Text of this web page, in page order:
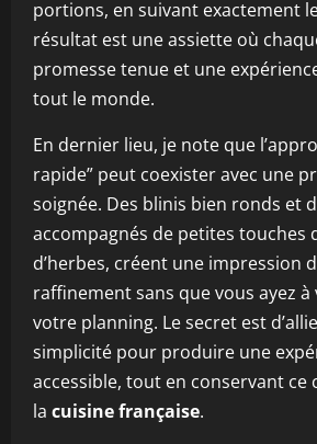
portions, en suivant exactement
résultat est une assiette où
promesse tenue et une
tout le monde.
En dernier lieu, je note que
rapide” peut coexister avec une
soignée. Des blinis bien ronds et
accompagnés de petites touches
d’herbes, créent une impression
raffinement sans que vous ayez
votre planning. Le secret est
simplicité pour produire une
accessible, tout en conservant ce
la cuisine française.